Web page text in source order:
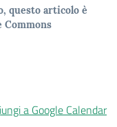
questo articolo è
Commons
a Google Calendar